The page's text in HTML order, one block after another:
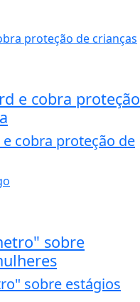
e cobra proteção
cobra proteção de
sobre
sobre estágios